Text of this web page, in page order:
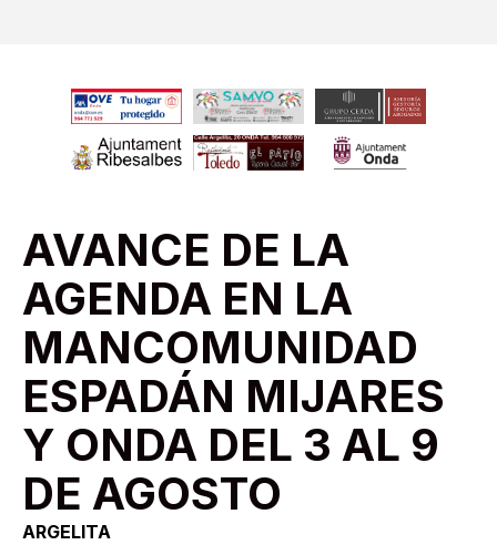
AVANCE DE LA
AGENDA EN LA
MANCOMUNIDAD
ESPADÁN MIJARES
Y ONDA DEL 3 AL 9
DE AGOSTO
ARGELITA